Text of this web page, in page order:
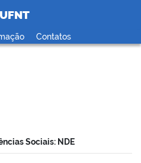
UFNT
Contatos
Sociais: NDE